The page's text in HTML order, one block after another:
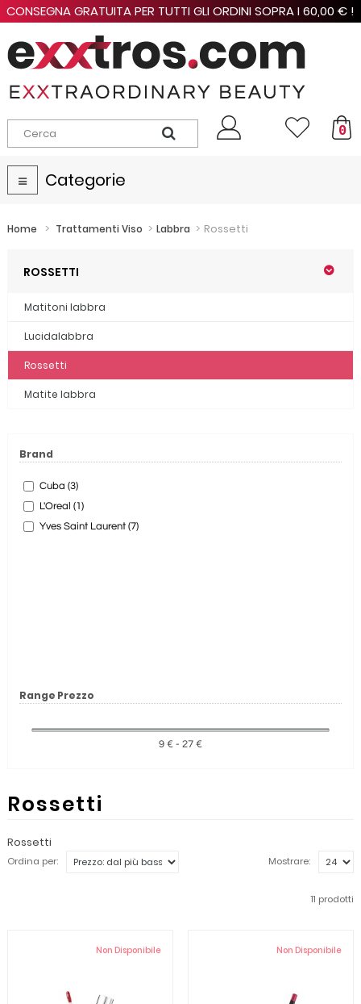
CONSEGNA GRATUITA PER TUTTI GLI ORDINI SOPRA I 60,00 € !
0
Navigazione
Toggle
Categorie
Home > Trattamenti Viso > Labbra > Rossetti
ROSSETTI
Matitoni labbra
Lucidalabbra
Rossetti
Matite labbra
Brand
Cuba (3)
L'Oreal (1)
Yves Saint Laurent (7)
Range Prezzo
9 € - 27 €
Rossetti
Rossetti
Ordina per: Mostrare:
11 prodotti
Non Disponibile Non Disponibile